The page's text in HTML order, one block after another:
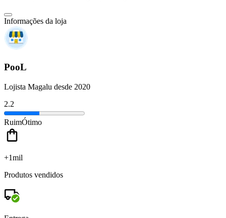
Informações da loja
PooL
Lojista Magalu desde 2020
2.2
RuimÓtimo
+1mil
Produtos vendidos